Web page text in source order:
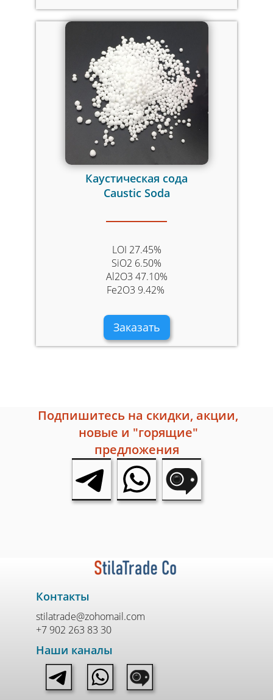
Каустическая сода
Caustic Soda
LOI 27.45%
SiO2 6.50%
Al2O3 47.10%
Fe2O3 9.42%
Заказать
Подпишитесь на скидки, акции,
новые и "горящие"
предложения
Контакты
stilatrade@zohomail.com
+7 902 263 83 30
Наши каналы